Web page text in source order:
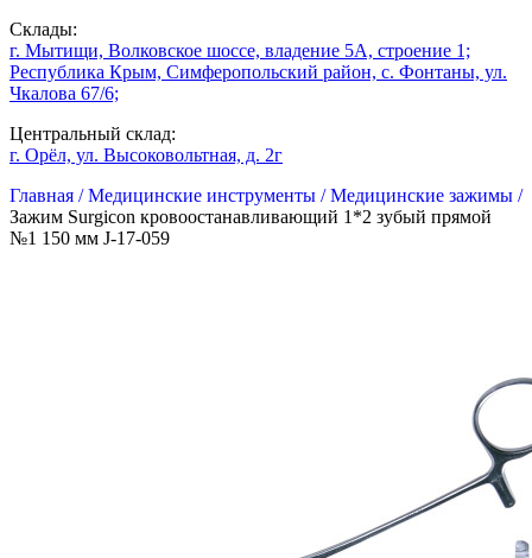
Склады:
г. Мытищи, Волковское шоссе, владение 5А, строение 1;
Республика Крым, Симферопольский район, с. Фонтаны, ул.
Чкалова 67/6;
Центральный склад:
г. Орёл, ул. Высоковольтная, д. 2г
Главная /Медицинские инструменты /Медицинские зажимы /
Зажим Surgicon кровоостанавливающий 1*2 зубый прямой
№1 150 мм J-17-059